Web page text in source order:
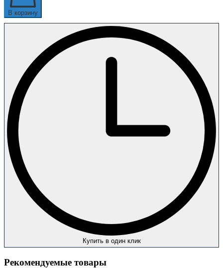
В корзину
Купить в один клик
Рекомендуемые товары